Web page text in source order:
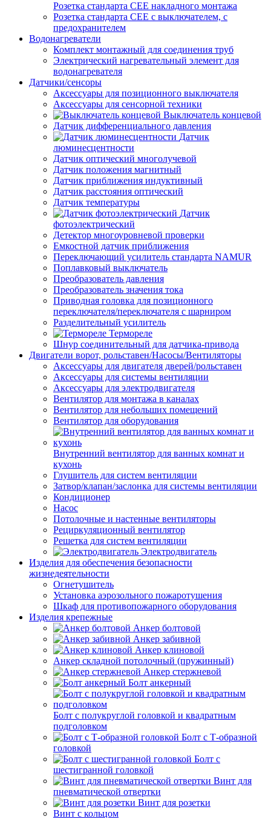
Розетка стандарта СЕЕ накладного монтажа
Розетка стандарта СЕЕ с выключателем, с
предохранителем
Водонагреватели
Комплект монтажный для соединения труб
Электрический нагревательный элемент для
водонагревателя
Датчики/сенсоры
Аксессуары для позиционного выключателя
Аксессуары для сенсорной техники
Выключатель концевой
Датчик дифференциального давления
Датчик
люминесцентности
Датчик оптический многолучевой
Датчик положения магнитный
Датчик приближения индуктивный
Датчик расстояния оптический
Датчик температуры
Датчик
фотоэлектрический
Детектор многоуровневой проверки
Емкостной датчик приближения
Переключающий усилитель стандарта NAMUR
Поплавковый выключатель
Преобразователь давления
Преобразователь значения тока
Приводная головка для позиционного
переключателя/переключателя с шарниром
Разделительный усилитель
Термореле
Шнур соединительный для датчика-привода
Двигатели ворот, рольставен/Насосы/Вентиляторы
Аксессуары для двигателя дверей/рольставен
Аксессуары для системы вентиляции
Аксессуары для электродвигателя
Вентилятор для монтажа в каналах
Вентилятор для небольших помещений
Вентилятор для оборудования
Внутренний вентилятор для ванных комнат и
кухонь
Глушитель для систем вентиляции
Затвор/клапан/заслонка для системы вентиляции
Кондиционер
Насос
Потолочные и настенные вентиляторы
Рециркуляционный вентилятор
Решетка для систем вентиляции
Электродвигатель
Изделия для обеспечения безопасности
жизнедеятельности
Огнетушитель
Установка аэрозольного пожаротушения
Шкаф для противопожарного оборудования
Изделия крепежные
Анкер болтовой
Анкер забивной
Анкер клиновой
Анкер складной потолочный (пружинный)
Анкер стержневой
Болт анкерный
Болт с полукруглой головкой и квадратным
подголовком
Болт с Т-образной
головкой
Болт с
шестигранной головкой
Винт для
пневматической отвертки
Винт для розетки
Винт с кольцом